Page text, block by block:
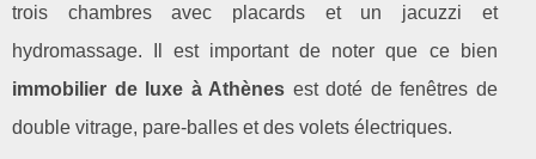
trois chambres avec placards et un jacuzzi et
hydromassage. Il est important de noter que ce bien
immobilier de luxe à Athènes est doté de fenêtres de
double vitrage, pare-balles et des volets électriques.